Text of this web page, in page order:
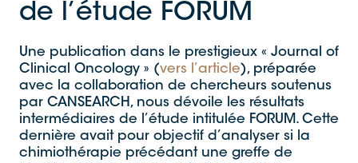
de l’étude FORUM
Une publication dans le prestigieux « Journal of
Clinical Oncology » (vers l’article), préparée
avec la collaboration de chercheurs soutenus
par CANSEARCH, nous dévoile les résultats
intermédiaires de l’étude intitulée FORUM. Cette
dernière avait pour objectif d’analyser si la
chimiothérapie précédant une greffe de